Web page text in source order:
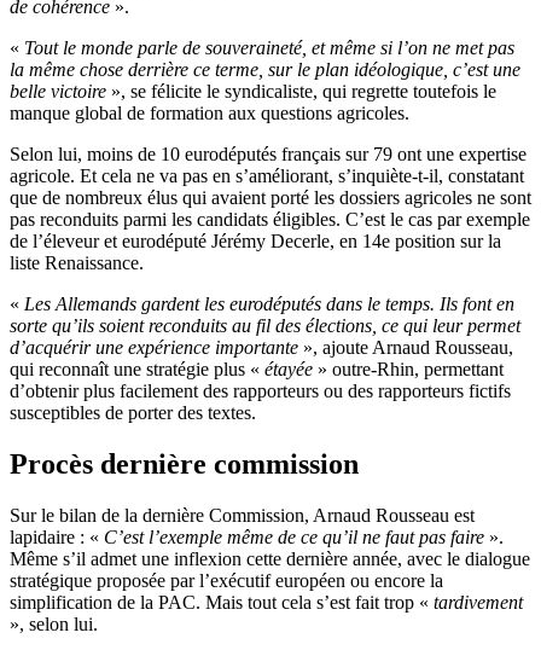
de cohérence ».
« Tout le monde parle de souveraineté, et même si l’on ne met pas
la même chose derrière ce terme, sur le plan idéologique, c’est une
belle victoire », se félicite le syndicaliste, qui regrette toutefois le
manque global de formation aux questions agricoles.
Selon lui, moins de 10 eurodéputés français sur 79 ont une expertise
agricole. Et cela ne va pas en s’améliorant, s’inquiète-t-il, constatant
que de nombreux élus qui avaient porté les dossiers agricoles ne sont
pas reconduits parmi les candidats éligibles. C’est le cas par exemple
de l’éleveur et eurodéputé Jérémy Decerle, en 14e position sur la
liste Renaissance.
« Les Allemands gardent les eurodéputés dans le temps. Ils font en
sorte qu’ils soient reconduits au fil des élections, ce qui leur permet
d’acquérir une expérience importante », ajoute Arnaud Rousseau,
qui reconnaît une stratégie plus « étayée » outre-Rhin, permettant
d’obtenir plus facilement des rapporteurs ou des rapporteurs fictifs
susceptibles de porter des textes.
Procès dernière commission
Sur le bilan de la dernière Commission, Arnaud Rousseau est
lapidaire : « C’est l’exemple même de ce qu’il ne faut pas faire ».
Même s’il admet une inflexion cette dernière année, avec le dialogue
stratégique proposée par l’exécutif européen ou encore la
simplification de la PAC. Mais tout cela s’est fait trop « tardivement
», selon lui.